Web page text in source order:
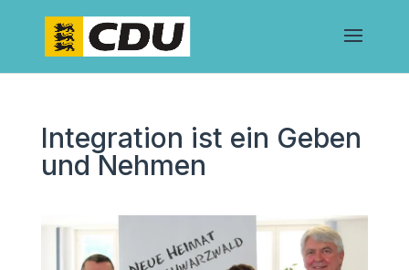
Integration ist ein Geben
und Nehmen